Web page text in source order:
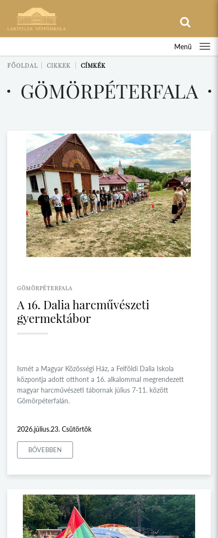
Menü
FŐOLDAL CIKKEK CÍMKÉK
GÖMÖRPÉTERFALA
GÖMÖRPÉTERFALA
A 16. Dalia harcművészeti
gyermektábor
Ismét a Magyar Közösségi Ház, a Felföldi Dalia Iskola
központja adott otthont a 16. alkalommal megrendezett
magyar harcművészeti tábornak július 7-11. között
Gömörpéterfalán.
2026.július.23. Csütörtök
BŐVEBBEN